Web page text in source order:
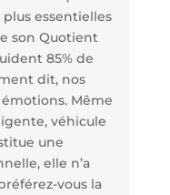
essentielles
son Quotient
85% de
dit, nos
Même
véhicule
une
elle n’a
vous la